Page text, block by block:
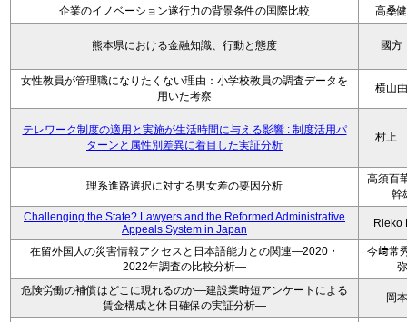
企業のイノベーション遂行力の背景条件の国際比較 高桑
熊本県における金融知識、行動と態度 國
女性教員が管理職になりたくない理由：小学校教員の調査データを
用いた考察
横山
テレワーク制度の適用と実施が生活時間に与える影響 : 制度活用パ
ターンと属性別差異に着目した実証分析
村上
理系進路選択に対する男女差の要因分析
高須百
幹
Challenging the State? Lawyers and the Reformed Administrative
Appeals System in Japan
Rieko
在留外国人の災害情報アクセスと日本語能力との関連―2020・
2022年調査の比較分析―
今﨑常
弥
危険労働の補償はどこに現れるのか―建設業時短アンケートによる
賃金構成と休日確保の実証分析―
岡